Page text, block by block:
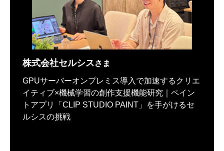
株式会社セルシスさま
GPUサーバーオンプレミス導入で加速するクリエ
イティブ×機械学習の創作支援機能研究｜ペイン
トアプリ「CLIP STUDIO PAINT」を手がけるセ
ルシスの挑戦